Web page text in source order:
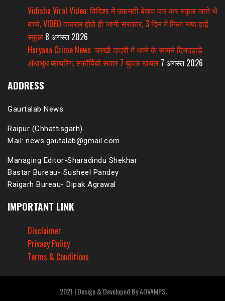
Vidisha Viral Video: विदिशा में उफनती बेतवा पार कर स्कूल जाते थे
बच्चे, VIDEO वायरल होते ही जागी सरकार, 3 दिन में मिला नया हाई
स्कूल 8 अगस्त 2026
Haryana Crime News: चरखी दादरी में थाने के सामने दिनदहाड़े
अंधाधुंध फायरिंग, स्कॉर्पियो सवार 7 युवक घायल 7 अगस्त 2026
ADDRESS
Gaurtalab News
Raipur (Chhattisgarh).
Mail: news.gautalab@gmail.com
Managing Editor-Sharadindu Shekhar
Bastar Bureau- Susheel Pandey
Raigarh Bureau- Dipak Agrawal
IMPORTANT LINK
Disclaimer
Privacy Policy
Terms & Conditions
2021 | Design & Developed By ADVAMPS